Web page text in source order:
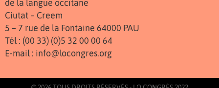
de la langue occitane
Ciutat – Creem
5 – 7 rue de la Fontaine 64000 PAU
Tél : (00 33) (0)5 32 00 00 64
E-mail : info@locongres.org